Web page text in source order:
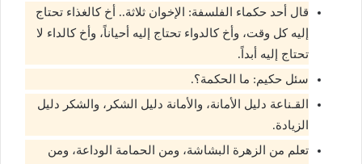
قال أحد حكماء الفلسفة: الإخوان ثلاثة.. أخ كالغذاء تحتاج
إليه كل وقت، وأخ كالدواء تحتاج إليه أحياناً، وأخ كالداء لا
تحتاج إليه أبداً.
سئل حكيم: ما الحكمة؟.
القـناعة دليل الأمانة، والأمانة دليل الشكر، والشكر دليل
الزيادة.
تعلم من الزهرة البشاشة، ومن الحمامة الوداعة، ومن